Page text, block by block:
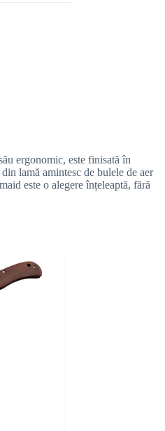
ergonomic, este finisată în
lamă amintesc de bulele de aer
este o alegere înțeleaptă, fără